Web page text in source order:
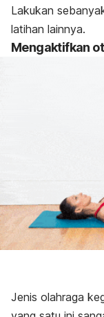
Lakukan
latihan lainnya.
Mengaktifkan
Jenis olahraga